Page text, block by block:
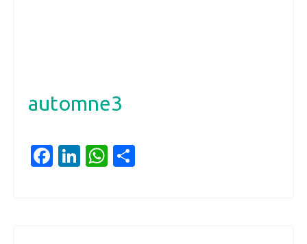
automne3
Facebook
LinkedIn
WhatsApp